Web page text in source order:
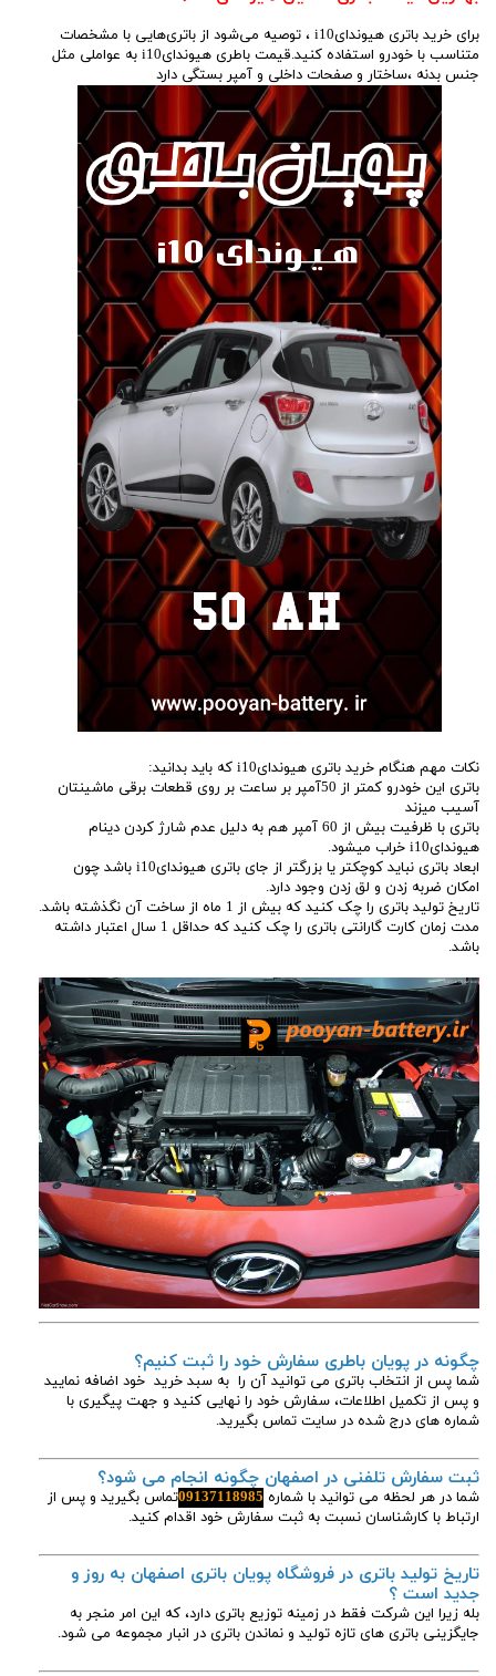
برای خرید باتری هیوندایi10 ، توصیه می‌شود از باتری‌هایی با مشخصات
متناسب با خودرو استفاده کنید.قیمت باطری هیوندایi10 به عواملی مثل
جنس بدنه ،ساختار و صفحات داخلی و آمپر بستگی دارد
نکات مهم هنگام خرید باتری هیوندایi10 که باید بدانید:
باتری این خودرو کمتر از 50آمپر بر ساعت بر روی قطعات برقی ماشینتان
آسیب میزند
باتری با ظرفیت بیش از 60 آمپر هم به دلیل عدم شارژ کردن دینام
هیوندایi10 خراب میشود.
ابعاد باتری نباید کوچکتر یا بزرگتر از جای باتری هیوندایi10 باشد چون
امکان ضربه زدن و لق زدن وجود دارد.
تاریخ تولید باتری را چک کنید که بیش از 1 ماه از ساخت آن نگذشته باشد.
مدت زمان کارت گارانتی باتری را چک کنید که حداقل 1 سال اعتبار داشته
باشد.
چگونه در پویان باطری سفارش خود را ثبت کنیم؟
شما پس از انتخاب باتری می توانید آن را به سبد خرید خود اضافه نمایید
و پس از تکمیل اطلاعات، سفارش خود را نهایی کنید و جهت پیگیری با
شماره های درج شده در سایت تماس بگیرید.
ثبت سفارش تلفنی در اصفهان چگونه انجام می شود؟
شما در هر لحظه می توانید با شماره 09137118985تماس بگیرید و پس از
ارتباط با کارشناسان نسبت به ثبت سفارش خود اقدام کنید.
تاریخ تولید باتری در فروشگاه پویان باتری اصفهان به روز و
جدید است ؟
بله زیرا این شرکت فقط در زمینه توزیع باتری دارد، که این امر منجر به
جایگزینی باتری های تازه تولید و نماندن باتری در انبار مجموعه می شود.